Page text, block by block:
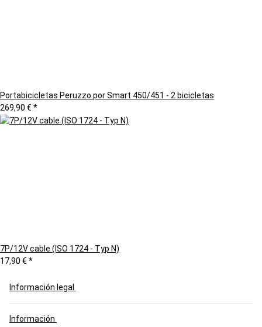
Portabicicletas Peruzzo por Smart 450/451 - 2 bicicletas
269,90 € *
7P/12V cable (ISO 1724 - Typ N)
17,90 € *
Información legal
Información